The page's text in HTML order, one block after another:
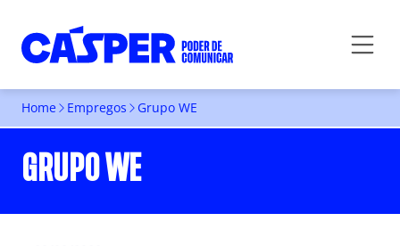
Home Empregos Grupo WE
GRUPO WE